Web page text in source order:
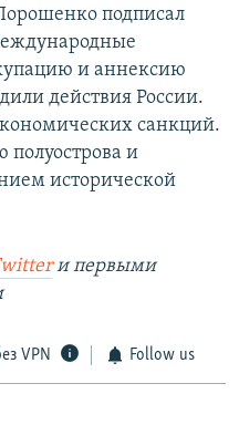
подписал
и аннексию
действия России.
санкций.
полуострова и
исторической
и первыми
VPN Follow us